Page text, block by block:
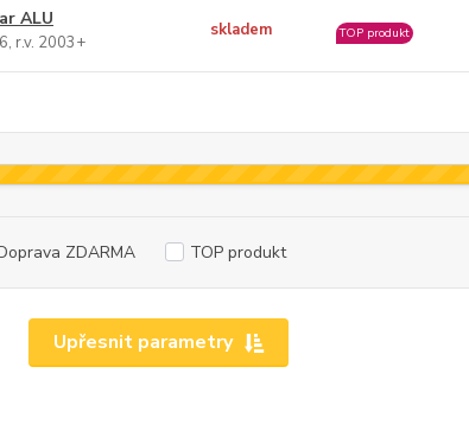
ALU
r.v. 2003+
skladem TOP produkt
Upřesnit parametry
ZDARMA TOP produkt